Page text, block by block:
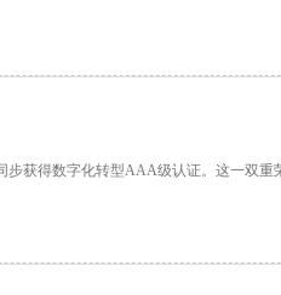
获得数字化转型AAA级认证。这一双重